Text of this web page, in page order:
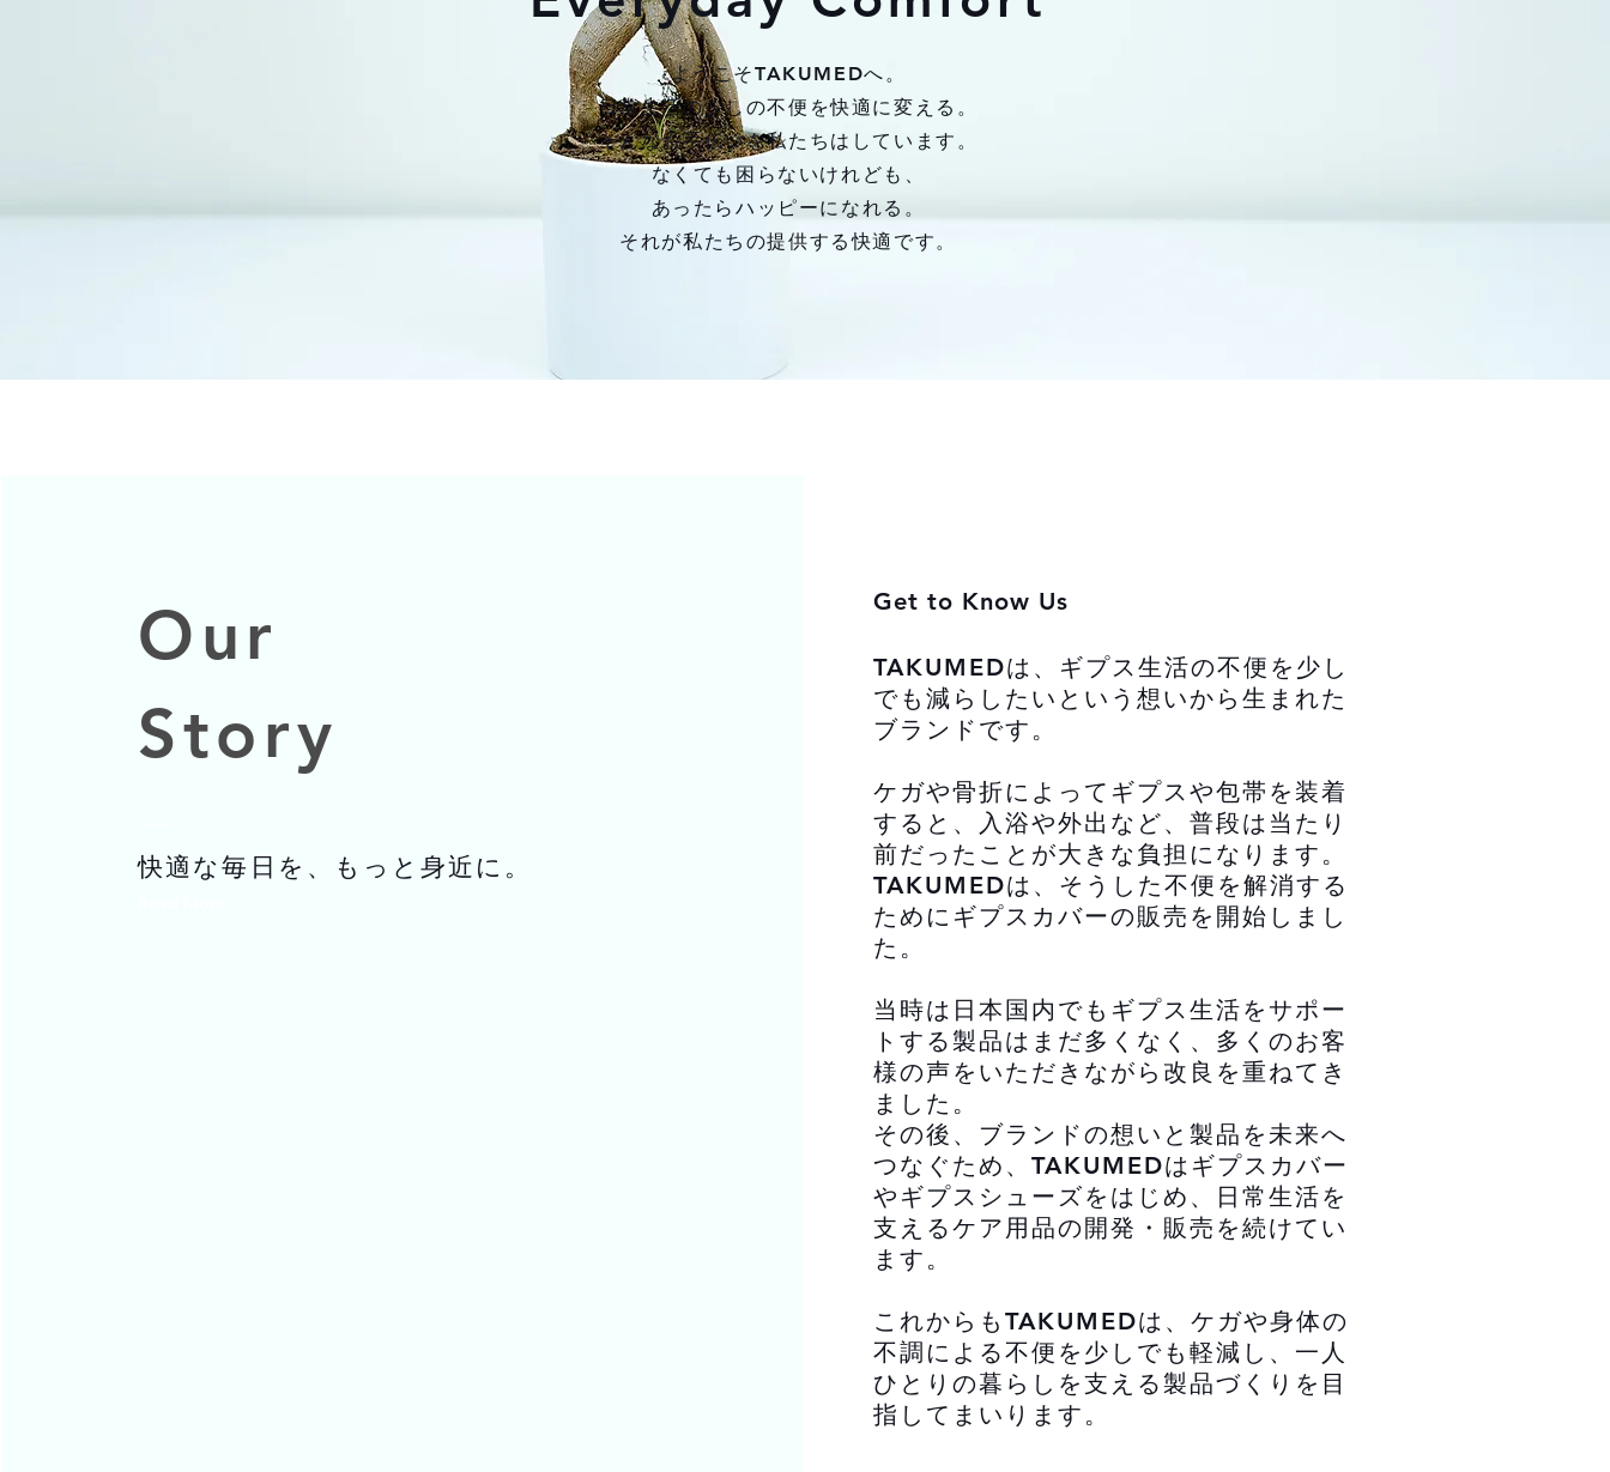
ようこそTAKUMEDへ。
日常生活の少しの不便を快適に変える。
そんなお手伝いを私たちはしています。
なくても困らないけれども、
あったらハッピーになれる。
それが私たちの提供する快適です。
Our
Story
快適な毎日を、もっと身近に。
Get to Know Us
TAKUMEDは、ギプス生活の不便を少し
でも減らしたいという想いから生まれた
ブランドです。
ケガや骨折によってギプスや包帯を装着
すると、入浴や外出など、普段は当たり
前だったことが大きな負担になります。
TAKUMEDは、そうした不便を解消する
ためにギプスカバーの販売を開始しまし
た。
当時は日本国内でもギプス生活をサポー
トする製品はまだ多くなく、多くのお客
様の声をいただきながら改良を重ねてき
ました。
その後、ブランドの想いと製品を未来へ
つなぐため、TAKUMEDはギプスカバー
やギプスシューズをはじめ、日常生活を
支えるケア用品の開発・販売を続けてい
ます。
これからもTAKUMEDは、ケガや身体の
不調による不便を少しでも軽減し、一人
ひとりの暮らしを支える製品づくりを目
指してまいります。